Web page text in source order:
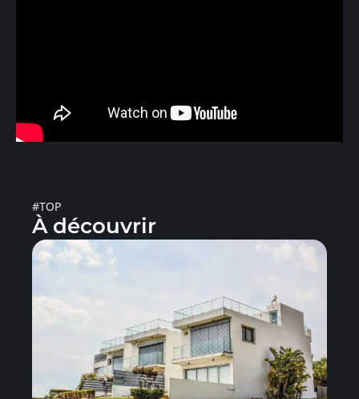
#TOP
À découvrir